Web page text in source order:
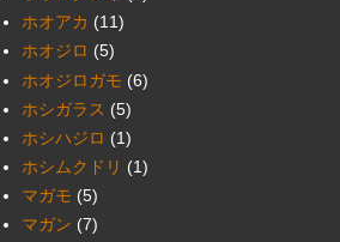
ホオアカ (11)
ホオジロ (5)
ホオジロガモ (6)
ホシガラス (5)
ホシハジロ (1)
ホシムクドリ (1)
マガモ (5)
マガン (7)